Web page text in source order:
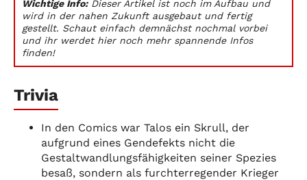
Wichtige Info:Dieser Artikel ist noch im Aufbau und
wird in der nahen Zukunft ausgebaut und fertig
gestellt. Schaut einfach demnächst nochmal vorbei
und ihr werdet hier noch mehr spannende Infos
finden!
Trivia
In den Comics war Talos ein Skrull, der
aufgrund eines Gendefekts nicht die
Gestaltwandlungsfähigkeiten seiner Spezies
besaß, sondern als furchterregender Krieger